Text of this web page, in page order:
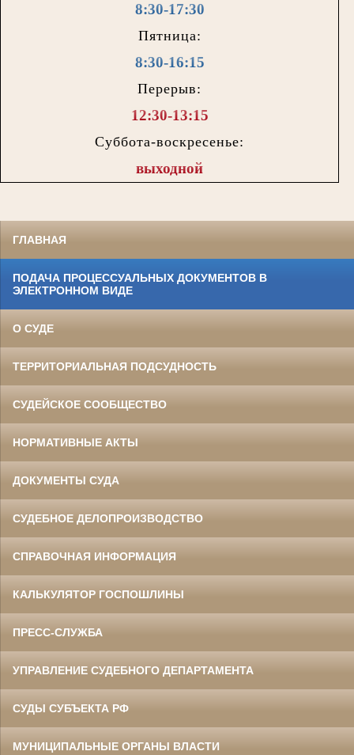
8:30-17:30
Пятница:
8:30-16:15
Перерыв:
12:30-13:15
Суббота-воскресенье:
выходной
ГЛАВНАЯ
ПОДАЧА ПРОЦЕССУАЛЬНЫХ ДОКУМЕНТОВ В
ЭЛЕКТРОННОМ ВИДЕ
О СУДЕ
ТЕРРИТОРИАЛЬНАЯ ПОДСУДНОСТЬ
СУДЕЙСКОЕ СООБЩЕСТВО
НОРМАТИВНЫЕ АКТЫ
ДОКУМЕНТЫ СУДА
СУДЕБНОЕ ДЕЛОПРОИЗВОДСТВО
СПРАВОЧНАЯ ИНФОРМАЦИЯ
КАЛЬКУЛЯТОР ГОСПОШЛИНЫ
ПРЕСС-СЛУЖБА
УПРАВЛЕНИЕ СУДЕБНОГО ДЕПАРТАМЕНТА
СУДЫ СУБЪЕКТА РФ
МУНИЦИПАЛЬНЫЕ ОРГАНЫ ВЛАСТИ